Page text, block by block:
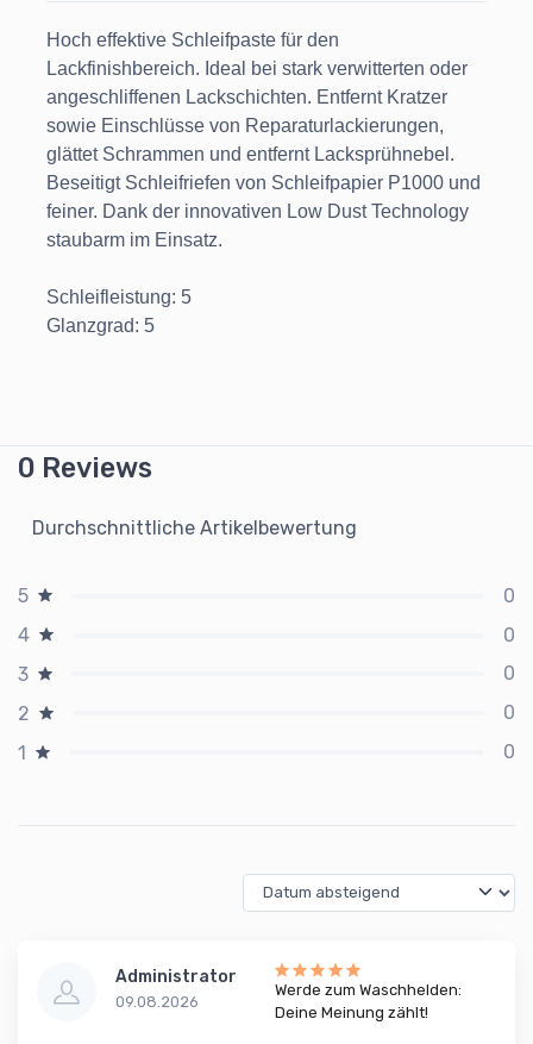
Hoch effektive Schleifpaste für den
Lackfinishbereich. Ideal bei stark verwitterten oder
angeschliffenen Lackschichten. Entfernt Kratzer
sowie Einschlüsse von Reparaturlackierungen,
glättet Schrammen und entfernt Lacksprühnebel.
Beseitigt Schleifriefen von Schleifpapier P1000 und
feiner. Dank der innovativen Low Dust Technology
staubarm im Einsatz.
Schleifleistung: 5
Glanzgrad: 5
0 Reviews
Durchschnittliche Artikelbewertung
5
0
4
0
3
0
2
0
1
0
Administrator
09.08.2026
Werde zum Waschhelden:
Deine Meinung zählt!